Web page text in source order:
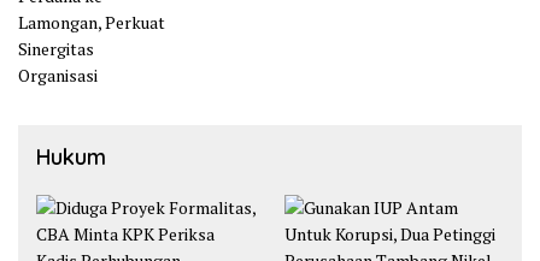
Hukum